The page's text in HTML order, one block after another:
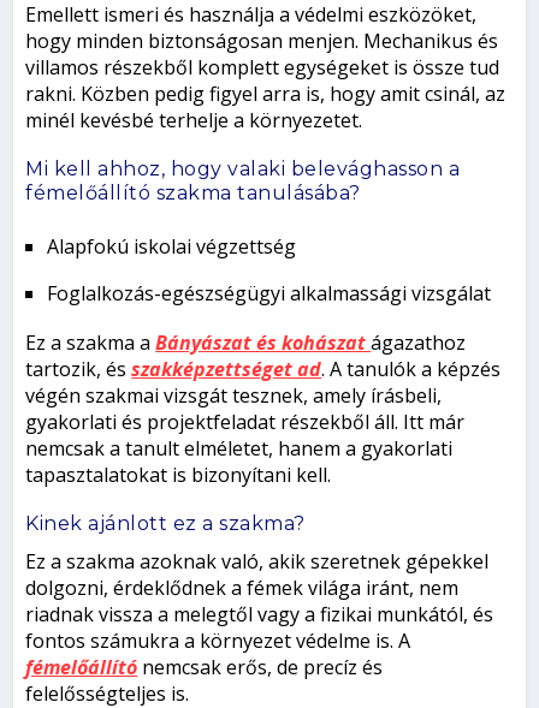
Emellett ismeri és használja a védelmi eszközöket,
hogy minden biztonságosan menjen. Mechanikus és
villamos részekből komplett egységeket is össze tud
rakni. Közben pedig figyel arra is, hogy amit csinál, az
minél kevésbé terhelje a környezetet.
Mi kell ahhoz, hogy valaki belevághasson a
fémelőállító szakma tanulásába?
Alapfokú iskolai végzettség
Foglalkozás-egészségügyi alkalmassági vizsgálat
Ez a szakma aBányászat és kohászatágazathoz
tartozik, ésszakképzettséget ad.A tanulók a képzés
végén szakmai vizsgát tesznek, amely írásbeli,
gyakorlati és projektfeladat részekből áll. Itt már
nemcsak a tanult elméletet, hanem a gyakorlati
tapasztalatokat is bizonyítani kell.
Kinek ajánlott ez a szakma?
Ez a szakma azoknak való, akik szeretnek gépekkel
dolgozni, érdeklődnek a fémek világa iránt, nem
riadnak vissza a melegtől vagy a fizikai munkától, és
fontos számukra a környezet védelme is. A
fémelőállító nemcsak erős, de precíz és
felelősségteljes is.